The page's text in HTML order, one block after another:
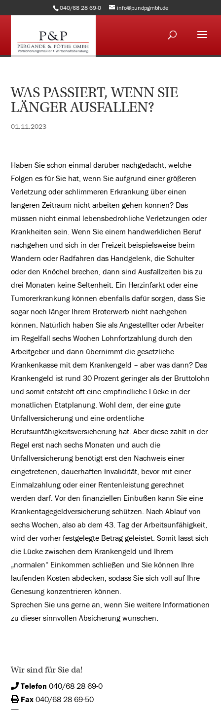
040/68 28 69-0 info@pundpgmbh.de
WAS PASSIERT, WENN SIE
LÄNGER AUSFALLEN?
01.11.2023
Haben Sie schon einmal darüber nachgedacht, welche
Folgen es für Sie hat, wenn Sie aufgrund einer größeren
Verletzung oder schlimmeren Erkrankung über einen
längeren Zeitraum nicht arbeiten gehen können? Das
müssen nicht einmal lebensbedrohliche Verletzungen oder
Krankheiten sein. Wenn Sie einem handwerklichen Beruf
nachgehen und sich in der Freizeit beispielsweise beim
Wandern oder Radfahren das Handgelenk, die Schulter
oder den Knöchel brechen, dann sind Ausfallzeiten bis zu
drei Monaten keine Seltenheit. Ein Herzinfarkt oder eine
Tumorerkrankung können ebenfalls dafür sorgen, dass Sie
sogar noch länger Ihrem Broterwerb nicht nachgehen
können. Natürlich haben Sie als Angestellter oder Arbeiter
im Regelfall sechs Wochen Lohnfortzahlung durch den
Arbeitgeber und dann übernimmt die gesetzliche
Krankenkasse mit dem Krankengeld – aber was dann? Das
Krankengeld ist rund 30 Prozent geringer als der Bruttolohn
und somit entsteht oft eine empfindliche Lücke in der
monatlichen Etatplanung. Wohl dem, der eine gute
Unfallversicherung und eine ordentliche
Berufsunfähigkeitsversicherung hat. Aber diese zahlt in der
Regel erst nach sechs Monaten und auch die
Unfallversicherung benötigt erst den Nachweis einer
eingetretenen, dauerhaften Invalidität, bevor mit einer
Einmalzahlung oder einer Rentenleistung gerechnet
werden darf. Vor den finanziellen Einbußen kann Sie eine
Krankentagegeldversicherung schützen. Nach Ablauf von
sechs Wochen, also ab dem 43. Tag der Arbeitsunfähigkeit,
wird der vorher festgelegte Betrag geleistet. Somit lässt sich
die Lücke zwischen dem Krankengeld und Ihrem
„normalen“ Einkommen schließen und Sie können Ihre
laufenden Kosten abdecken, sodass Sie sich voll auf Ihre
Genesung konzentrieren können.
Sprechen Sie uns gerne an, wenn Sie weitere Informationen
zu dieser sinnvollen Absicherung wünschen.
Wir sind für Sie da!
Telefon 040/68 28 69-0
Fax 040/68 28 69-50